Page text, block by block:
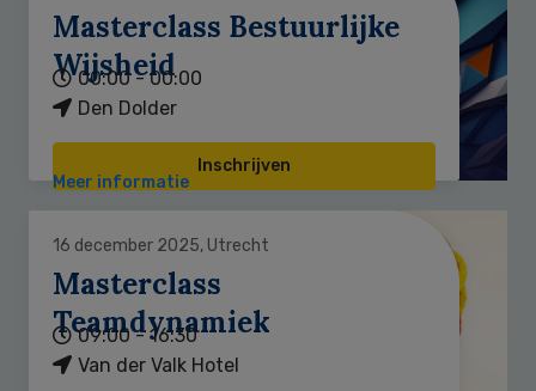
Masterclass Bestuurlijke
Wijsheid
00:00 - 00:00
Den Dolder
Inschrijven
Meer informatie
16 december 2025, Utrecht
Masterclass
Teamdynamiek
09:00 - 16:30
Van der Valk Hotel